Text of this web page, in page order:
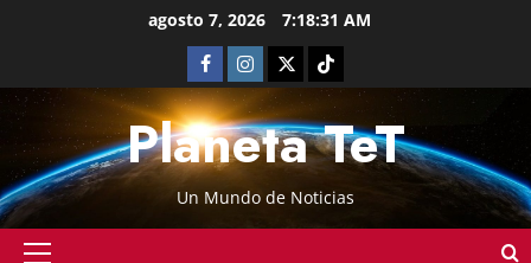
agosto 7, 2026 7:18:31 AM
Planeta TeT
Un Mundo de Noticias